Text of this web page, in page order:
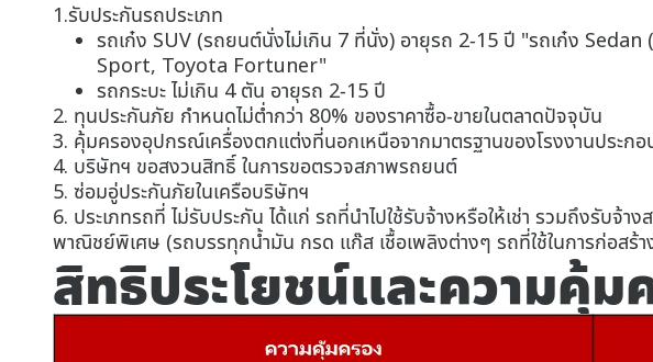
1.รับประกันรถประเภท
รถเก๋ง SUV (รถยนต์นั่งไม่เกิน 7 ที่นั่ง) อายุรถ 2-15 ปี "รถเก๋ง
Sport, Toyota Fortuner"
รถกระบะ ไม่เกิน 4 ตัน อายุรถ 2-15 ปี
2. ทุนประกันภัย กำหนดไม่ต่ำกว่า 80% ของราคาซื้อ-ขายในตลาดปัจจุบัน
3. คุ้มครองอุปกรณ์เครื่องตกแต่งที่นอกเหนือจากมาตรฐานของโรงงานประ
4. บริษัทฯ ขอสงวนสิทธิ์ ในการขอตรวจสภาพรถยนต์
5. ซ่อมอู่ประกันภัยในเครือบริษัทฯ
6. ประเภทรถที่ ไม่รับประกัน ได้แก่ รถที่นำไปใช้รับจ้างหรือให้เช่า รวมถึงรับจ้
พาณิชย์พิเศษ (รถบรรทุกน้ำมัน กรด แก๊ส เชื้อเพลิงต่างๆ รถที่ใช้ในการก่อส
สิทธิประโยชน์และความคุ้ม